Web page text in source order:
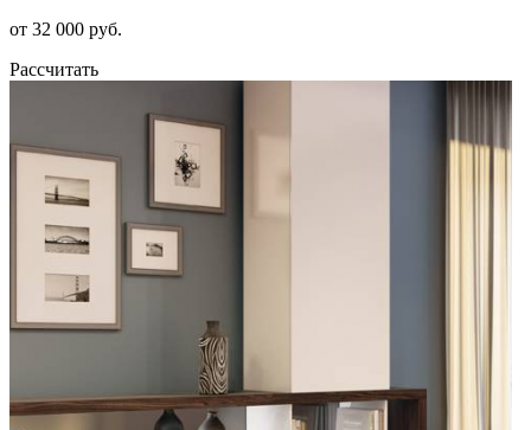
от 32 000 руб.
Рассчитать